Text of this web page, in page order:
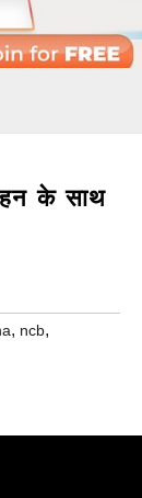
के साथ
, ncb,